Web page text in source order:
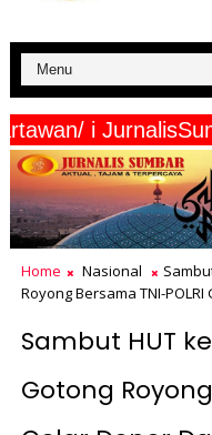
Wartawan/ i
Home Nasional
Royong Bersama TNI-
Sambut HUT
Gotong